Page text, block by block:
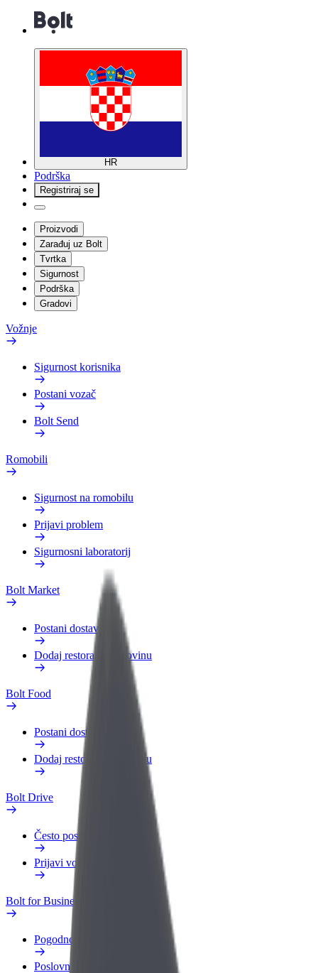
HR
Podrška
Registriraj se
Proizvodi
Zarađuj uz Bolt
Tvrtka
Sigurnost
Podrška
Gradovi
Vožnje
Sigurnost korisnika
Postani vozač
Bolt Send
Romobili
Sigurnost na romobilu
Prijavi problem
Sigurnosni laboratorij
Bolt Market
Postani dostavljač
Dodaj restoran ili trgovinu
Bolt Food
Postani dostavljač
Dodaj restoran ili trgovinu
Bolt Drive
Često postavljana pitanja
Prijavi vozilo
Bolt for Business
Pogodnosti
Poslovni profil